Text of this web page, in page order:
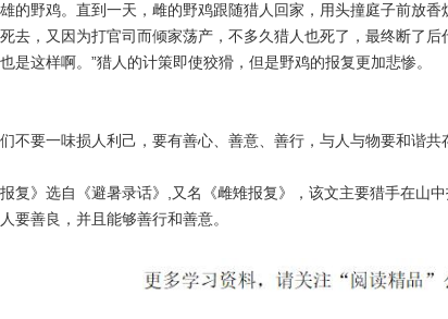
的野鸡。直到一天，雌的野鸡跟随猎人回家，用头撞庭子前放
去，又因为打官司而倾家荡产，不多久猎人也死了，最终断了后
是这样啊。”猎人的计策即使狡猾，但是野鸡的报复更加悲惨。
不要一味损人利己，要有善心、善意、善行，与人与物要和谐共
报复》选自《避暑录话》,又名《雌雉报复》，该文主要猎手在山
要善良，并且能够善行和善意。